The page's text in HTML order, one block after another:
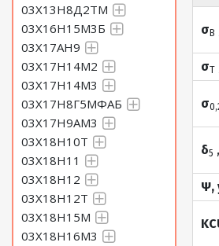
03Х13Н8Д2ТМ
03Х16Н15М3Б
03Х17АН9
03Х17Н14М2
03Х17Н14М3
03Х17Н8Г5МФАБ
03Х17Н9АМ3
03Х18Н10Т
03Х18Н11
03Х18Н12
03Х18Н12Т
03Х18Н15М
03Х18Н16М3
σВ
σТ
σ
δ5 ,
Ψ,